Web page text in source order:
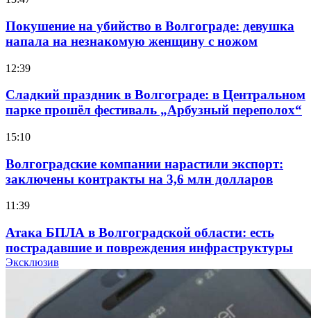
Покушение на убийство в Волгограде: девушка
напала на незнакомую женщину с ножом
12:39
Сладкий праздник в Волгограде: в Центральном
парке прошёл фестиваль „Арбузный переполох“
15:10
Волгоградские компании нарастили экспорт:
заключены контракты на 3,6 млн долларов
11:39
Атака БПЛА в Волгоградской области: есть
пострадавшие и повреждения инфраструктуры
Волгоградские вузы в топе зарплатного
Эксклюзив